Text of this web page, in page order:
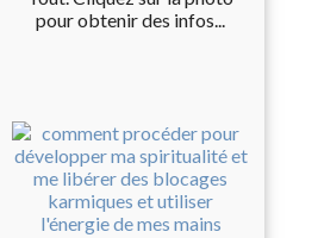
pour obtenir des infos...